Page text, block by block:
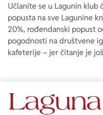
Učlanite se u Lagunin klub
popusta na sve Lagunine
20%, rođendanski popust
pogodnosti na društvene
kafeterije – jer čitanje je